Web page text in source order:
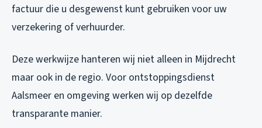
factuur die u desgewenst kunt gebruiken voor uw
verzekering of verhuurder.
Deze werkwijze hanteren wij niet alleen in Mijdrecht
maar ook in de regio. Voor ontstoppingsdienst
Aalsmeer en omgeving werken wij op dezelfde
transparante manier.